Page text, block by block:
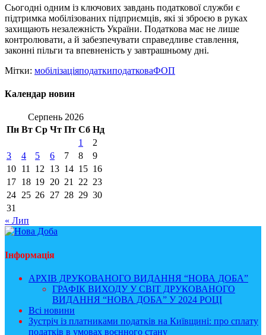
Сьогодні одним із ключових завдань податкової служби є
підтримка мобілізованих підприємців, які зі зброєю в руках
захищають незалежність України. Податкова має не лише
контролювати, а й забезпечувати справедливе ставлення,
законні пільги та впевненість у завтрашньому дні.
Мітки: мобілізаціяподаткиподатковаФОП
Календар новин
Серпень 2026
Пн Вт Ср Чт Пт Сб Нд
1
2
3
4 5 6 7 8
9
10 11 12 13 14 15 16
17 18 19 20 21 22 23
24 25 26 27 28 29 30
31
« Лип
Інформація
АРХІВ ДРУКОВАНОГО ВИДАННЯ “НОВА ДОБА”
ГРАФІК ВИХОДУ У СВІТ ДРУКОВАНОГО
ВИДАННЯ “НОВА ДОБА” У 2024 РОЦІ
Всі новини
Зустріч із платниками податків на Київщині: про сплату
податків в умовах воєнного стану